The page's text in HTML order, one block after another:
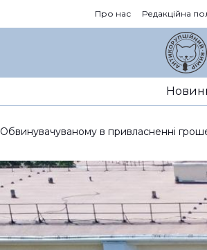
Про нас Редакційна
Обвинувачуваному в привласненні